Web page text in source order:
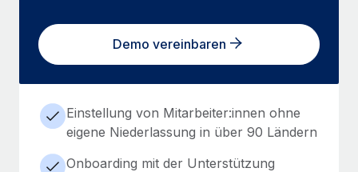
Demo vereinbaren
Einstellung von Mitarbeiter:innen ohne
eigene Niederlassung in über 90 Ländern
Onboarding mit der Unterstützung